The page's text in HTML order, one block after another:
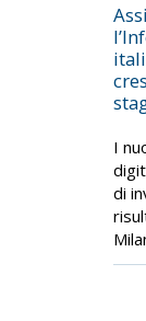
I
di